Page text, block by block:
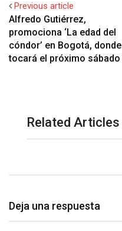
Previous article
Alfredo Gutiérrez,
promociona ‘La edad del
cóndor’ en Bogotá, donde
tocará el próximo sábado
Related Articles
Deja una respuesta